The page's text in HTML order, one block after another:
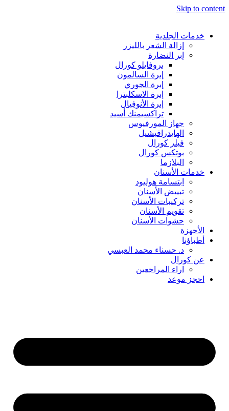
Skip to content
خدمات الجلدية
إزالة الشعر بالليزر
إبر النضارة
بروفايلو كورال
إبرة السالمون
إبرة الجوري
إبرة الاسكلبترا
إبرة الأنوفِيال
تراكسيمنك أسيد
جهاز المورفيوس
الهايدرافيشيل
فيلر كورال
بوتكس كورال
البلازما
خدمات الأسنان
ابتسامة هوليود
تبييض الأسنان
تركيبات الأسنان
تقويم الأسنان
حشوات الأسنان
الأجهزة
أطباؤنا
د. حسناء محمد العبسي
عن كورال
اراء المراجعين
احجز موعد